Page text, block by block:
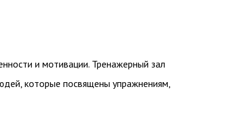
и мотивации. Тренажерный зал
которые посвящены упражнениям,